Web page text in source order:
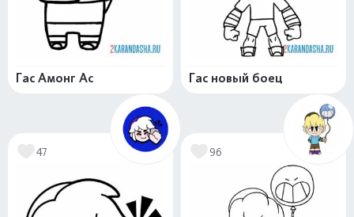
Гас Амонг Ас Гас новый боец
47 96